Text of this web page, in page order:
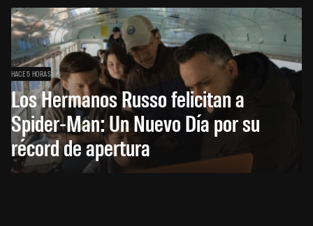
HACE 5 HORAS
Los Hermanos Russo felicitan a
Spider-Man: Un Nuevo Día por su
récord de apertura